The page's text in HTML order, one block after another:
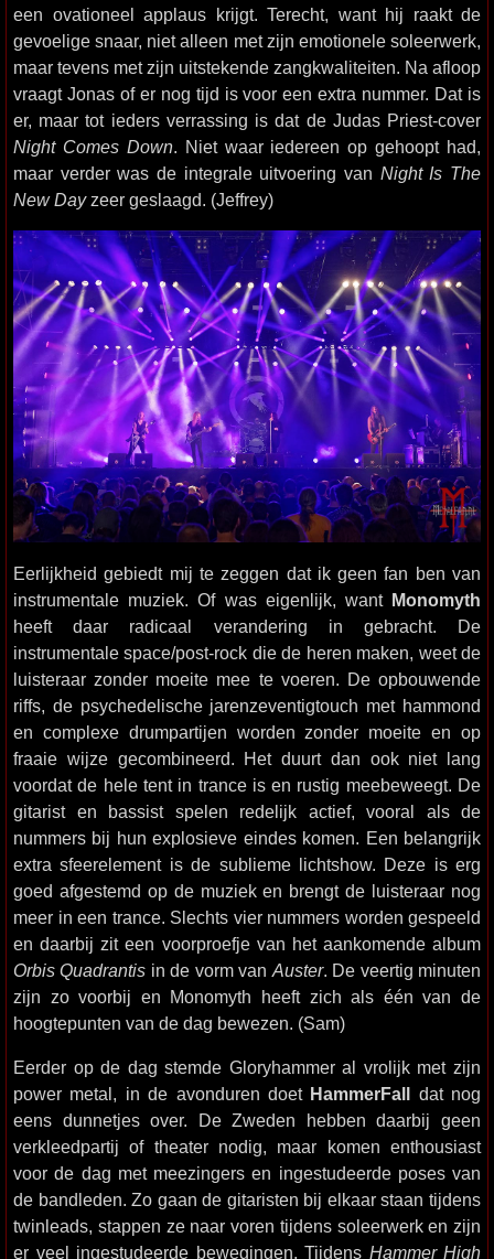
een ovationeel applaus krijgt. Terecht, want hij raakt de
gevoelige snaar, niet alleen met zijn emotionele soleerwerk,
maar tevens met zijn uitstekende zangkwaliteiten. Na afloop
vraagt Jonas of er nog tijd is voor een extra nummer. Dat is
er, maar tot ieders verrassing is dat de Judas Priest-cover
Night Comes Down. Niet waar iedereen op gehoopt had,
maar verder was de integrale uitvoering van Night Is The
New Dayzeer geslaagd. (Jeffrey)
Eerlijkheid gebiedt mij te zeggen dat ik geen fan ben van
instrumentale muziek. Of was eigenlijk, want Monomyth
heeft daar radicaal verandering in gebracht. De
instrumentale space/post-rock die de heren maken, weet de
luisteraar zonder moeite mee te voeren. De opbouwende
riffs, de psychedelische jarenzeventigtouch met hammond
en complexe drumpartijen worden zonder moeite en op
fraaie wijze gecombineerd. Het duurt dan ook niet lang
voordat de hele tent in trance is en rustig meebeweegt. De
gitarist en bassist spelen redelijk actief, vooral als de
nummers bij hun explosieve eindes komen. Een belangrijk
extra sfeerelement is de sublieme lichtshow. Deze is erg
goed afgestemd op de muziek en brengt de luisteraar nog
meer in een trance. Slechts vier nummers worden gespeeld
en daarbij zit een voorproefje van het aankomende album
Orbis Quadrantis in de vorm van Auster. De veertig minuten
zijn zo voorbij en Monomyth heeft zich als één van de
hoogtepunten van de dag bewezen. (Sam)
Eerder op de dag stemde Gloryhammer al vrolijk met zijn
power metal, in de avonduren doet HammerFall dat nog
eens dunnetjes over. De Zweden hebben daarbij geen
verkleedpartij of theater nodig, maar komen enthousiast
voor de dag met meezingers en ingestudeerde poses van
de bandleden. Zo gaan de gitaristen bij elkaar staan tijdens
twinleads, stappen ze naar voren tijdens soleerwerk en zijn
er veel ingestudeerde bewegingen. Tijdens Hammer High